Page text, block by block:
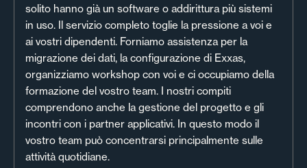
solito hanno già un software o addirittura più sistemi
in uso. Il servizio completo toglie la pressione a voi e
ai vostri dipendenti. Forniamo assistenza per la
migrazione dei dati, la configurazione di Exxas,
organizziamo workshop con voi e ci occupiamo della
formazione del vostro team. I nostri compiti
comprendono anche la gestione del progetto e gli
incontri con i partner applicativi. In questo modo il
vostro team può concentrarsi principalmente sulle
attività quotidiane.